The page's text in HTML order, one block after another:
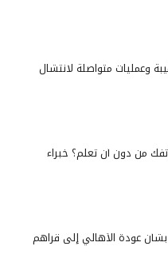
وعمليات متواصلة لانتشال
من دون أن تعلم؟ خبراء
عودة الأهالي إلى قراهم